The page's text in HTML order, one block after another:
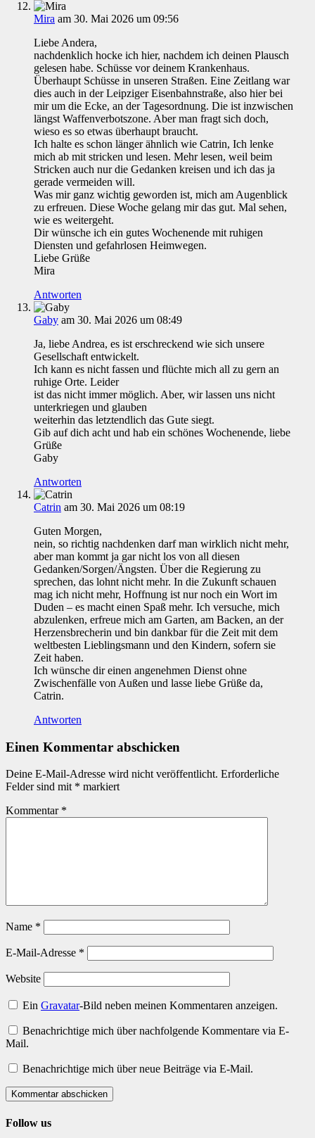
Mira am 30. Mai 2026 um 09:56
Liebe Andera,
nachdenklich hocke ich hier, nachdem ich deinen Plausch
gelesen habe. Schüsse vor deinem Krankenhaus.
Überhaupt Schüsse in unseren Straßen. Eine Zeitlang war
dies auch in der Leipziger Eisenbahnstraße, also hier bei
mir um die Ecke, an der Tagesordnung. Die ist inzwischen
längst Waffenverbotszone. Aber man fragt sich doch,
wieso es so etwas überhaupt braucht.
Ich halte es schon länger ähnlich wie Catrin, Ich lenke
mich ab mit stricken und lesen. Mehr lesen, weil beim
Stricken auch nur die Gedanken kreisen und ich das ja
gerade vermeiden will.
Was mir ganz wichtig geworden ist, mich am Augenblick
zu erfreuen. Diese Woche gelang mir das gut. Mal sehen,
wie es weitergeht.
Dir wünsche ich ein gutes Wochenende mit ruhigen
Diensten und gefahrlosen Heimwegen.
Liebe Grüße
Mira
Antworten
Gaby am 30. Mai 2026 um 08:49
Ja, liebe Andrea, es ist erschreckend wie sich unsere
Gesellschaft entwickelt.
Ich kann es nicht fassen und flüchte mich all zu gern an
ruhige Orte. Leider
ist das nicht immer möglich. Aber, wir lassen uns nicht
unterkriegen und glauben
weiterhin das letztendlich das Gute siegt.
Gib auf dich acht und hab ein schönes Wochenende, liebe
Grüße
Gaby
Antworten
Catrin am 30. Mai 2026 um 08:19
Guten Morgen,
nein, so richtig nachdenken darf man wirklich nicht mehr,
aber man kommt ja gar nicht los von all diesen
Gedanken/Sorgen/Ängsten. Über die Regierung zu
sprechen, das lohnt nicht mehr. In die Zukunft schauen
mag ich nicht mehr, Hoffnung ist nur noch ein Wort im
Duden – es macht einen Spaß mehr. Ich versuche, mich
abzulenken, erfreue mich am Garten, am Backen, an der
Herzensbrecherin und bin dankbar für die Zeit mit dem
weltbesten Lieblingsmann und den Kindern, sofern sie
Zeit haben.
Ich wünsche dir einen angenehmen Dienst ohne
Zwischenfälle von Außen und lasse liebe Grüße da,
Catrin.
Antworten
Einen Kommentar abschicken
Deine E-Mail-Adresse wird nicht veröffentlicht. Erforderliche
Felder sind mit * markiert
Kommentar *
Name *
E-Mail-Adresse *
Website
EinGravatar-Bild neben meinen Kommentaren anzeigen.
Benachrichtige mich über nachfolgende Kommentare via E-
Mail.
Benachrichtige mich über neue Beiträge via E-Mail.
Kommentar abschicken
Follow us